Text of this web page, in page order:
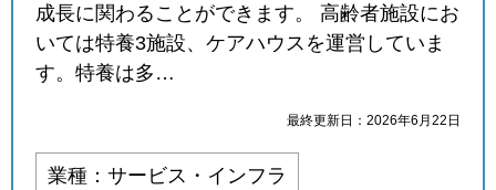
成長に関わることができます。 高齢者施設にお
いては特養3施設、ケアハウスを運営していま
す。特養は多…
最終更新日：2026年6月22日
業種：サービス・インフラ